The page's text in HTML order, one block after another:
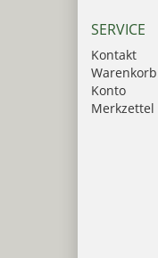
SERVICE
Kontakt
Warenkorb
Konto
Merkzettel